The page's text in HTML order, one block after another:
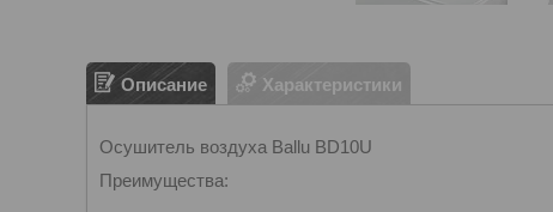
Описание Характеристики
Осушитель воздуха Ballu BD10U
Преимущества: